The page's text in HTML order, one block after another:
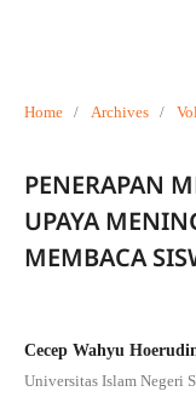
Home / Archives /
PENERAPAN
UPAYA
MEMBACA
Cecep Wahyu
Universitas Islam Negeri